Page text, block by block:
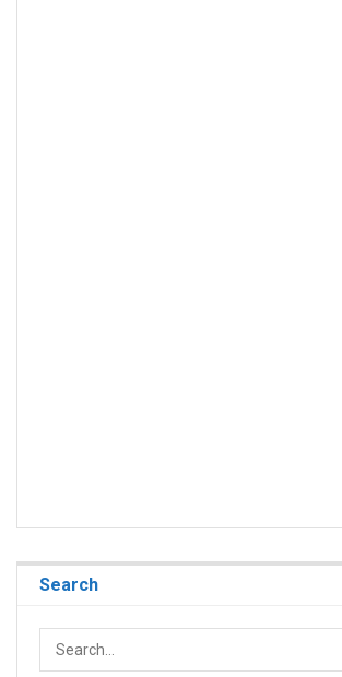
Search